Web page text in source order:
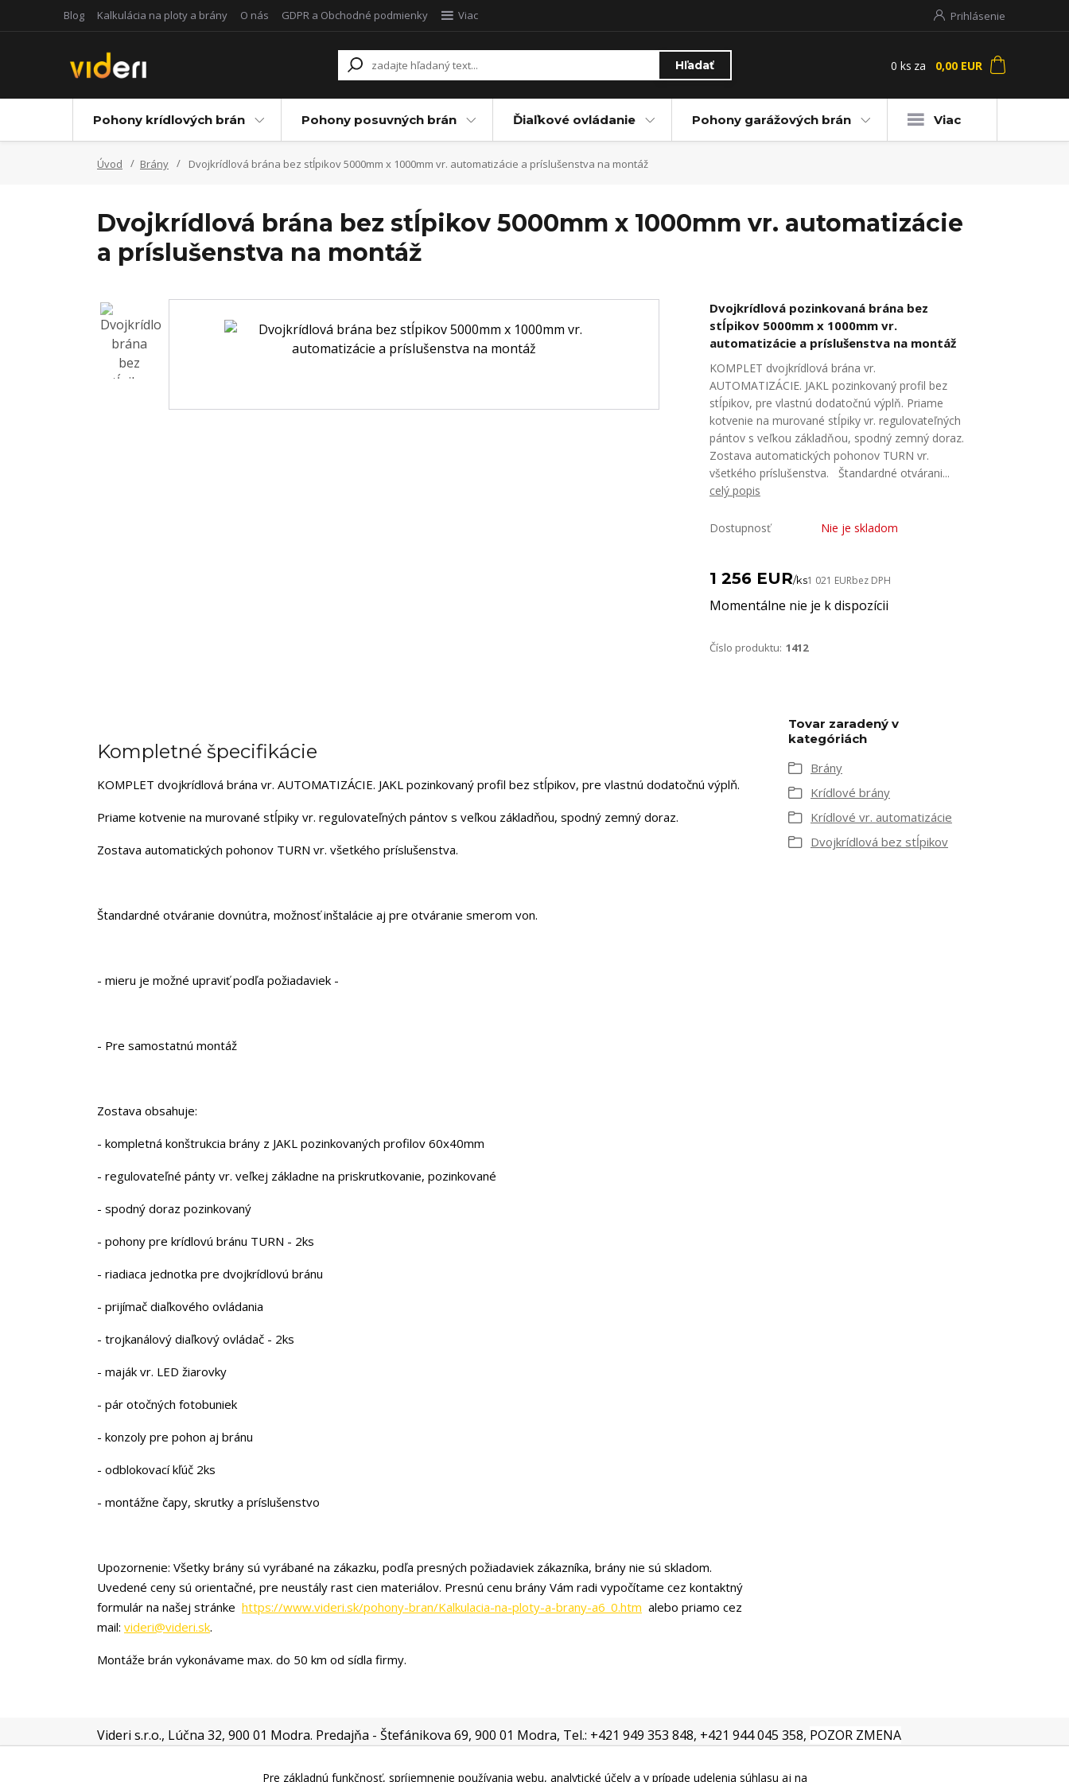
Blog Kalkulácia na ploty a brány O nás GDPR a Obchodné podmienky Viac Prihlásenie
Hľadať 0 ks za 0,00 EUR
Pohony krídlových brán Pohony posuvných brán Ďiaľkové ovládanie Pohony garážových brán Viac
Úvod Brány Dvojkrídlová brána bez stĺpikov 5000mm x 1000mm vr. automatizácie a príslušenstva na montáž
Dvojkrídlová brána bez stĺpikov 5000mm x 1000mm vr. automatizácie
a príslušenstva na montáž
Dvojkrídlová pozinkovaná brána bez
stĺpikov 5000mm x 1000mm vr.
automatizácie a príslušenstva na montáž
KOMPLET dvojkrídlová brána vr.
AUTOMATIZÁCIE. JAKL pozinkovaný profil bez
stĺpikov, pre vlastnú dodatočnú výplň. Priame
kotvenie na murované stĺpiky vr. regulovateľných
pántov s veľkou základňou, spodný zemný doraz.
Zostava automatických pohonov TURN vr.
všetkého príslušenstva. Štandardné otvárani...
celý popis
Dostupnosť Nie je skladom
1 256 EUR/ks1 021 EURbez DPH
Momentálne nie je k dispozícii
Číslo produktu: 1412
Kompletné špecifikácie
KOMPLET dvojkrídlová brána vr. AUTOMATIZÁCIE. JAKL pozinkovaný profil bez stĺpikov, pre vlastnú dodatočnú výplň.
Priame kotvenie na murované stĺpiky vr. regulovateľných pántov s veľkou základňou, spodný zemný doraz.
Zostava automatických pohonov TURN vr. všetkého príslušenstva.
Štandardné otváranie dovnútra, možnosť inštalácie aj pre otváranie smerom von.
- mieru je možné upraviť podľa požiadaviek -
- Pre samostatnú montáž
Zostava obsahuje:
- kompletná konštrukcia brány z JAKL pozinkovaných profilov 60x40mm
- regulovateľné pánty vr. veľkej základne na priskrutkovanie, pozinkované
- spodný doraz pozinkovaný
- pohony pre krídlovú bránu TURN - 2ks
- riadiaca jednotka pre dvojkrídlovú bránu
- prijímač diaľkového ovládania
- trojkanálový diaľkový ovládač - 2ks
- maják vr. LED žiarovky
- pár otočných fotobuniek
- konzoly pre pohon aj bránu
- odblokovací kľúč 2ks
- montážne čapy, skrutky a príslušenstvo
Upozornenie: Všetky brány sú vyrábané na zákazku, podľa presných požiadaviek zákazníka, brány nie sú skladom.
Uvedené ceny sú orientačné, pre neustály rast cien materiálov. Presnú cenu brány Vám radi vypočítame cez kontaktný
formulár na našej stránke https://www.videri.sk/pohony-bran/Kalkulacia-na-ploty-a-brany-a6_0.htm alebo priamo cez
mail: videri@videri.sk.
Montáže brán vykonávame max. do 50 km od sídla firmy.
Tovar zaradený v
kategóriách
Brány
Krídlové brány
Krídlové vr. automatizácie
Dvojkrídlová bez stĺpikov
Videri s.r.o., Lúčna 32, 900 01 Modra. Predajňa - Štefánikova 69, 900 01 Modra, Tel.: +421 949 353 848, +421 944 045 358, POZOR ZMENA
Pre základnú funkčnosť, spríjemnenie používania webu, analytické účely a v prípade udelenia súhlasu aj na